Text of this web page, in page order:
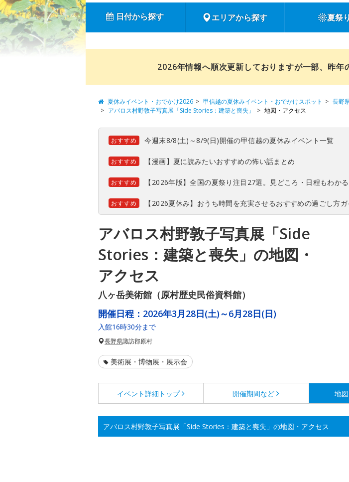
日付から探す エリアから探す 夏祭り
2026年情報へ順次更新しておりますが一部、昨年
夏休みイベント・おでかけ2026 甲信越の夏休みイベント・おでかけスポット 長野
アバロス村野敦子写真展「Side Stories：建築と喪失」
地図・アクセス
おすすめ 今週末8/8(土)～8/9(日)開催の甲信越の夏休みイベント一覧
おすすめ 【漫画】夏に読みたいおすすめの怖い話まとめ
おすすめ 【2026年版】全国の夏祭り注目27選。見どころ・日程もわかる
おすすめ 【2026夏休み】おうち時間を充実させるおすすめの過ごし方ガ
アバロス村野敦子写真展「Side
Stories：建築と喪失」の地図・
アクセス
八ヶ岳美術館（原村歴史民俗資料館）
開催日程： 2026年3月28日(土)～6月28日(日)
入館16時30分まで
長野県諏訪郡原村
美術展・博物展・展示会
イベント詳細 トップ 開催期間など 地
アバロス村野敦子写真展「Side Stories：建築と喪失」の地図・アクセス